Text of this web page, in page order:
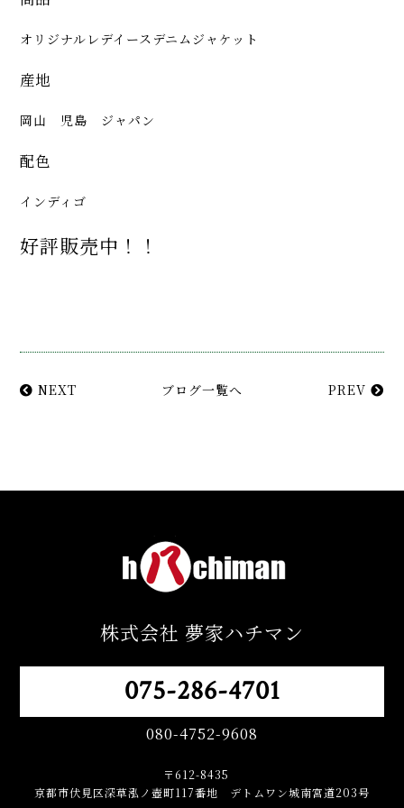
オリジナルレデイースデニムジャケット
産地
岡山 児島 ジャパン
配色
インディゴ
好評販売中！！
NEXT ブログ一覧へ PREV
株式会社 夢家ハチマン
075-286-4701
080-4752-9608
〒612-8435
京都市伏見区深草泓ノ壺町117番地 デトムワン城南宮道203号